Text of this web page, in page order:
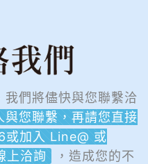
們將儘快與您聯繫洽
您聯繫，再請您直接
加入 Line@ 或
上洽詢
，造成您的不